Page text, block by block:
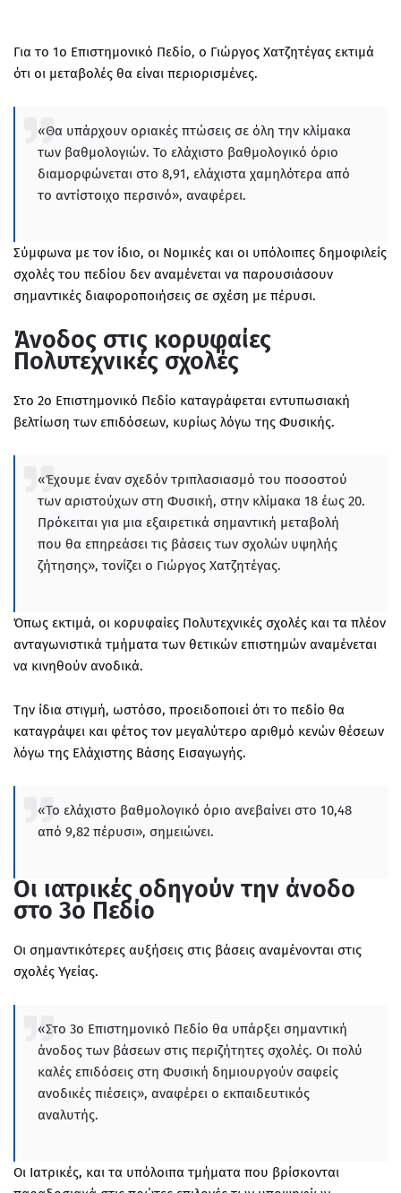
Για το 1ο Επιστημονικό Πεδίο, ο Γιώργος Χατζητέγας εκτιμά
ότι οι μεταβολές θα είναι περιορισμένες.
«Θα υπάρχουν οριακές πτώσεις σε όλη την κλίμακα
των βαθμολογιών. Το ελάχιστο βαθμολογικό όριο
διαμορφώνεται στο 8,91, ελάχιστα χαμηλότερα από
το αντίστοιχο περσινό», αναφέρει.
Σύμφωνα με τον ίδιο, οι Νομικές και οι υπόλοιπες δημοφιλείς
σχολές του πεδίου δεν αναμένεται να παρουσιάσουν
σημαντικές διαφοροποιήσεις σε σχέση με πέρυσι.
Άνοδος στις κορυφαίες
Πολυτεχνικές σχολές
Στο 2ο Επιστημονικό Πεδίο καταγράφεται εντυπωσιακή
βελτίωση των επιδόσεων, κυρίως λόγω της Φυσικής.
«Έχουμε έναν σχεδόν τριπλασιασμό του ποσοστού
των αριστούχων στη Φυσική, στην κλίμακα 18 έως 20.
Πρόκειται για μια εξαιρετικά σημαντική μεταβολή
που θα επηρεάσει τις βάσεις των σχολών υψηλής
ζήτησης», τονίζει ο Γιώργος Χατζητέγας.
Όπως εκτιμά, οι κορυφαίες Πολυτεχνικές σχολές και τα πλέον
ανταγωνιστικά τμήματα των θετικών επιστημών αναμένεται
να κινηθούν ανοδικά.
Την ίδια στιγμή, ωστόσο, προειδοποιεί ότι το πεδίο θα
καταγράψει και φέτος τον μεγαλύτερο αριθμό κενών θέσεων
λόγω της Ελάχιστης Βάσης Εισαγωγής.
«Το ελάχιστο βαθμολογικό όριο ανεβαίνει στο 10,48
από 9,82 πέρυσι», σημειώνει.
Οι ιατρικές οδηγούν την άνοδο
στο 3ο Πεδίο
Οι σημαντικότερες αυξήσεις στις βάσεις αναμένονται στις
σχολές Υγείας.
«Στο 3ο Επιστημονικό Πεδίο θα υπάρξει σημαντική
άνοδος των βάσεων στις περιζήτητες σχολές. Οι πολύ
καλές επιδόσεις στη Φυσική δημιουργούν σαφείς
ανοδικές πιέσεις», αναφέρει ο εκπαιδευτικός
αναλυτής.
Οι Ιατρικές, και τα υπόλοιπα τμήματα που βρίσκονται